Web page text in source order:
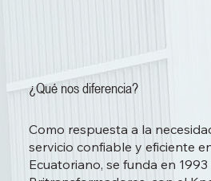
¿Qué nos diferencia?
Como respuesta a la
servicio confiable y eficiente
Ecuatoriano, se funda en